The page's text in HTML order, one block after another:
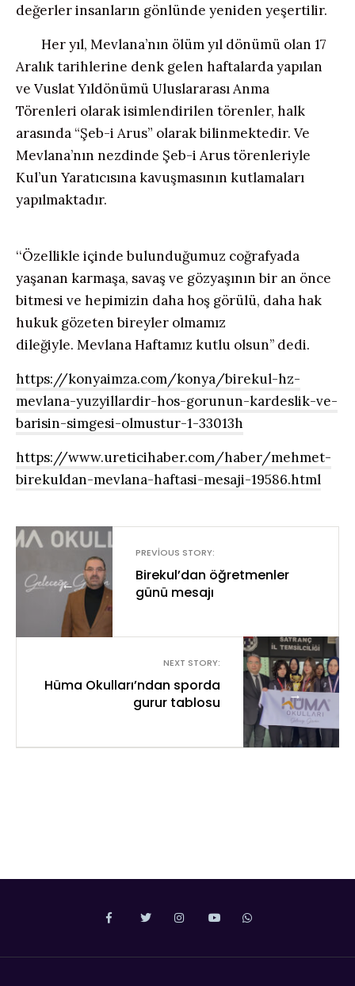
değerler insanların gönlünde yeniden yeşertilir.
Her yıl, Mevlana’nın ölüm yıl dönümü olan 17
Aralık tarihlerine denk gelen haftalarda yapılan
ve Vuslat Yıldönümü Uluslararası Anma
Törenleri olarak isimlendirilen törenler, halk
arasında “Şeb-i Arus” olarak bilinmektedir. Ve
Mevlana’nın nezdinde Şeb-i Arus törenleriyle
Kul’un Yaratıcısına kavuşmasının kutlamaları
yapılmaktadır.
‘‘Özellikle içinde bulunduğumuz coğrafyada
yaşanan karmaşa, savaş ve gözyaşının bir an önce
bitmesi ve hepimizin daha hoş görülü, daha hak
hukuk gözeten bireyler olmamız
dileğiyle. Mevlana Haftamız kutlu olsun’’ dedi.
https://konyaimza.com/konya/birekul-hz-
mevlana-yuzyillardir-hos-gorunun-kardeslik-ve-
barisin-simgesi-olmustur-1-33013h
https://www.ureticihaber.com/haber/mehmet-
birekuldan-mevlana-haftasi-mesaji-19586.html
←
PREVIOUS STORY:
Birekul’dan öğretmenler
günü mesajı
→
NEXT STORY:
Hüma Okulları’ndan sporda
gurur tablosu